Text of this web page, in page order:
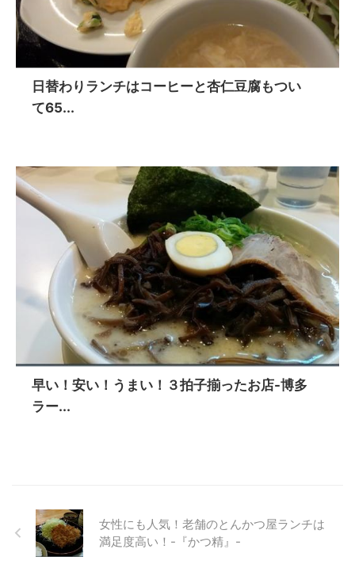
日替わりランチはコーヒーと杏仁豆腐もつい
て65...
早い！安い！うまい！３拍子揃ったお店-博多
ラー...
女性にも人気！老舗のとんかつ屋ランチは
満足度高い！-『かつ精』-